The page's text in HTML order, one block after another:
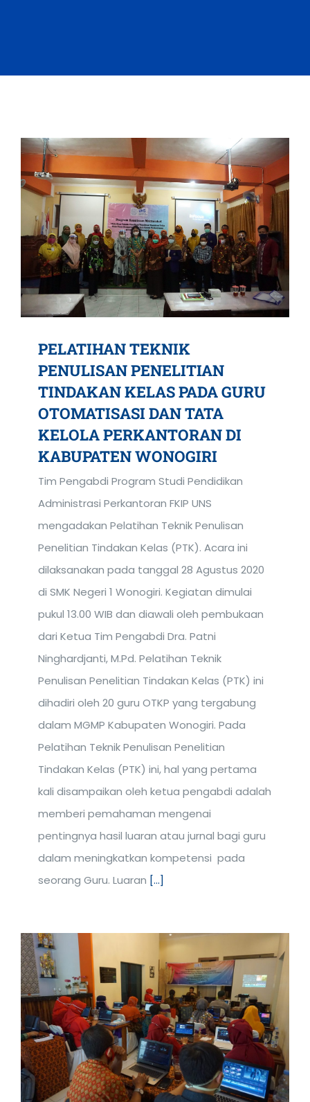
PELATIHAN TEKNIK
PENULISAN PENELITIAN
TINDAKAN KELAS PADA GURU
OTOMATISASI DAN TATA
KELOLA PERKANTORAN DI
KABUPATEN WONOGIRI
Tim Pengabdi Program Studi Pendidikan
Administrasi Perkantoran FKIP UNS
mengadakan Pelatihan Teknik Penulisan
Penelitian Tindakan Kelas (PTK). Acara ini
dilaksanakan pada tanggal 28 Agustus 2020
di SMK Negeri 1 Wonogiri. Kegiatan dimulai
pukul 13.00 WIB dan diawali oleh pembukaan
dari Ketua Tim Pengabdi Dra. Patni
Ninghardjanti, M.Pd. Pelatihan Teknik
Penulisan Penelitian Tindakan Kelas (PTK) ini
dihadiri oleh 20 guru OTKP yang tergabung
dalam MGMP Kabupaten Wonogiri. Pada
Pelatihan Teknik Penulisan Penelitian
Tindakan Kelas (PTK) ini, hal yang pertama
kali disampaikan oleh ketua pengabdi adalah
memberi pemahaman mengenai
pentingnya hasil luaran atau jurnal bagi guru
dalam meningkatkan kompetensi pada
seorang Guru. Luaran [...]